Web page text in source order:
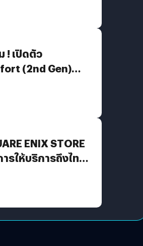
ย
! เปิดตัว
(2nd Gen)
ENIX STORE
รให้บริการถึงไทย